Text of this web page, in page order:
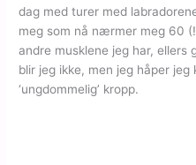
dag med turer med
meg som nå nærmer meg 60
andre musklene jeg har, ellers
blir jeg ikke, men jeg håper
‘ungdommelig’ kropp.